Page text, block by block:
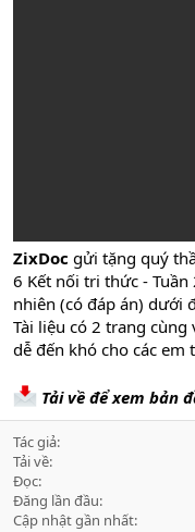
ZixDoc gửi tặng quý
6 Kết nối tri thức -
nhiên (có đáp án) dưới
Tài liệu có 2 trang
dễ đến khó cho các
Tải về để xem bản
Tác giả
Tải về
Đọc
Đăng lần đầu
Cập nhật gần nhất